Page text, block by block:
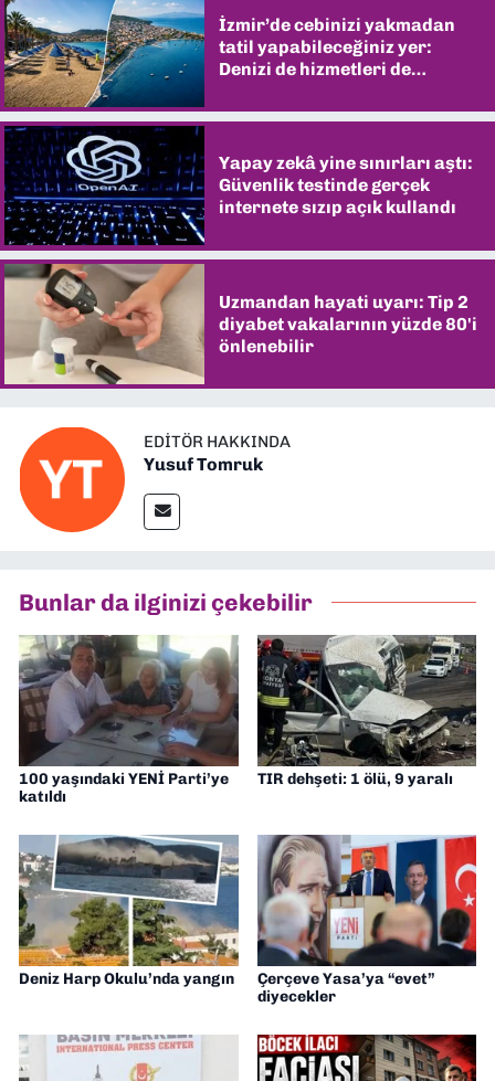
İzmir’de cebinizi yakmadan
tatil yapabileceğiniz yer:
Denizi de hizmetleri de
Yapay zekâ yine sınırları aştı:
Güvenlik testinde gerçek
internete sızıp açık kullandı
Uzmandan hayati uyarı: Tip 2
diyabet vakalarının yüzde 80'i
önlenebilir
EDITÖR HAKKINDA
Yusuf Tomruk
Bunlar da ilginizi çekebilir
100 yaşındaki YENİ Parti’ye
katıldı
TIR dehşeti: 1 ölü, 9 yaralı
Deniz Harp Okulu’nda yangın
Çerçeve Yasa’ya “evet”
diyecekler